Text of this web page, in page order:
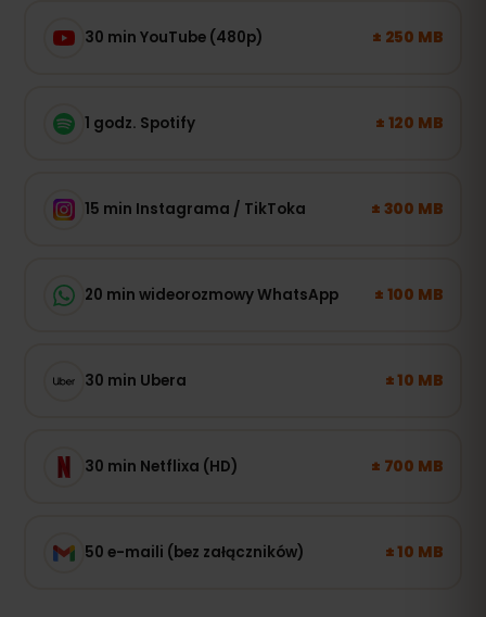
30 min YouTube (480p) ± 250 MB
1 godz. Spotify ± 120 MB
15 min Instagrama / TikToka ± 300 MB
20 min wideorozmowy WhatsApp ± 100 MB
30 min Ubera ± 10 MB
30 min Netflixa (HD) ± 700 MB
50 e-maili (bez załączników) ± 10 MB